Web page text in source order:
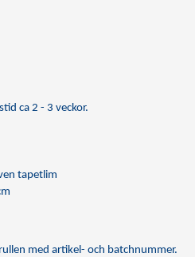
ca 2 - 3 veckor.
tapetlim
med artikel- och batchnummer.